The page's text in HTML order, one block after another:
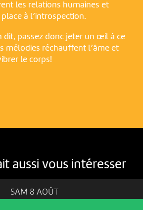
les relations humaines et
à l’introspection.
dit, passez donc jeter un œil à ce
mélodies réchauffent l’âme et
le corps!
aussi vous intéresser
SAM 8 AOÛT